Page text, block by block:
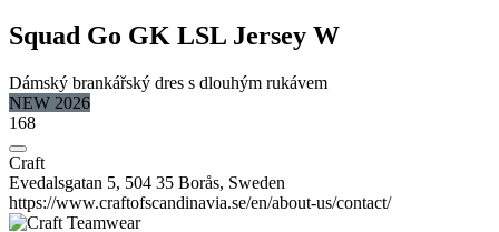
Squad Go GK LSL Jersey W
Dámský brankářský dres s dlouhým rukávem
NEW 2026
168
Craft
Evedalsgatan 5, 504 35 Borås, Sweden
https://www.craftofscandinavia.se/en/about-us/contact/